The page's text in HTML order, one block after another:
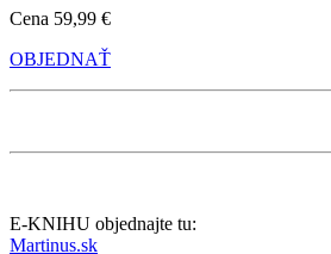
Cena 59,99 €
OBJEDNAŤ
E-KNIHU objednajte tu:
Martinus.sk